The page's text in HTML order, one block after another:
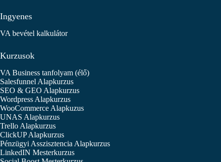
Ingyenes
VA bevétel kalkulátor
Kurzusok
VA Business tanfolyam (élő)
Salesfunnel Alapkurzus
SEO & GEO Alapkurzus
Wordpress Alapkurzus
WooCommerce Alapkuzus
UNAS Alapkurzus
Trello Alapkurzus
ClickUP Alapkurzus
Pénzügyi Asszisztencia Alapkurzus
LinkedIN Mesterkurzus